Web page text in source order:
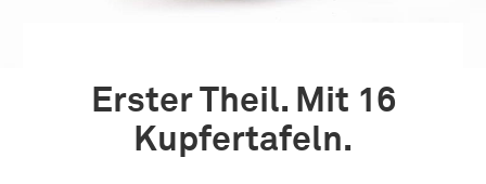
Erster Theil. Mit 16
Kupfertafeln.